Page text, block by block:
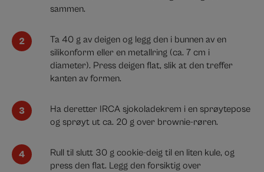
sammen.
Ta 40 g av deigen og legg den i bunnen av en
silikonform eller en metallring (ca. 7 cm i
diameter). Press deigen flat, slik at den treffer
kanten av formen.
Ha deretter IRCA sjokoladekrem i en sprøytepose
og sprøyt ut ca. 20 g over brownie-røren.
Rull til slutt 30 g cookie-deig til en liten kule, og
press den flat. Legg den forsiktig over